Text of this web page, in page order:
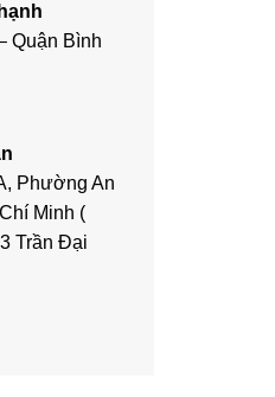
Quận Bình
Phường An
Minh (
Trần Đại